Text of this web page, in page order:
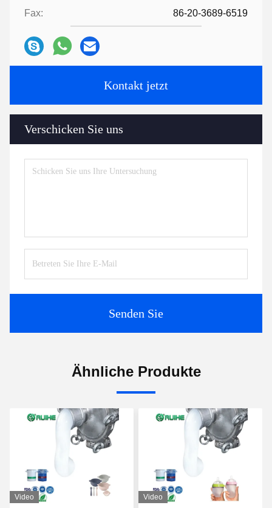
Fax: 86-20-3689-6519
Kontakt jetzt
Verschicken Sie uns
Senden Sie
Ähnliche Produkte
Video Video